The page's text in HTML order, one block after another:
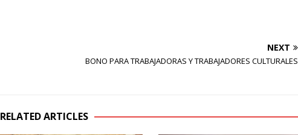
NEXT
BONO PARA TRABAJADORAS Y TRABAJADORES CULTURALES
RELATED ARTICLES